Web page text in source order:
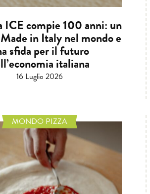
ICE compie 100 anni: un
in Italy nel mondo e
sfida per il futuro
italiana
16 Luglio 2026
MONDO PIZZA